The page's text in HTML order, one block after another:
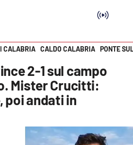
CALABRIA CALDO CALABRIA PONTE
2-1 sul campo
Mister Crucitti:
poi andati in